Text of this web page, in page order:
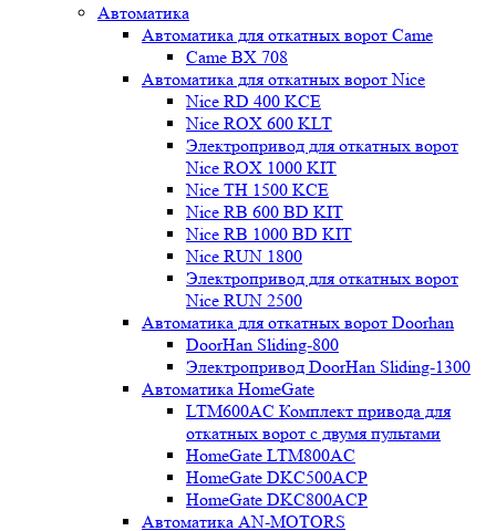
Автоматика
Автоматика для откатных ворот Came
Came BX 708
Автоматика для откатных ворот Nice
Nice RD 400 KCE
Nice ROX 600 KLT
Электропривод для откатных ворот
Nice ROX 1000 KIT
Nice TH 1500 KCE
Nice RB 600 BD KIT
Nice RB 1000 BD KIT
Nice RUN 1800
Электропривод для откатных ворот
Nice RUN 2500
Автоматика для откатных ворот Doorhan
DoorHan Sliding-800
Электропривод DoorHan Sliding-1300
Автоматика HomeGate
LTM600AC Комплект привода для
откатных ворот с двумя пультами
HomeGate LTM800AC
HomeGate DKC500ACP
HomeGate DKC800ACP
Автоматика AN-MOTORS